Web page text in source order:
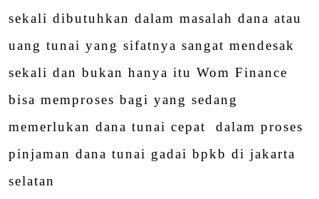
sekali dibutuhkan dalam masalah dana atau
uang tunai yang sifatnya sangat mendesak
sekali dan bukan hanya itu Wom Finance
bisa memproses bagi yang sedang
memerlukan dana tunai cepat dalam proses
pinjaman dana tunai gadai bpkb di jakarta
selatan